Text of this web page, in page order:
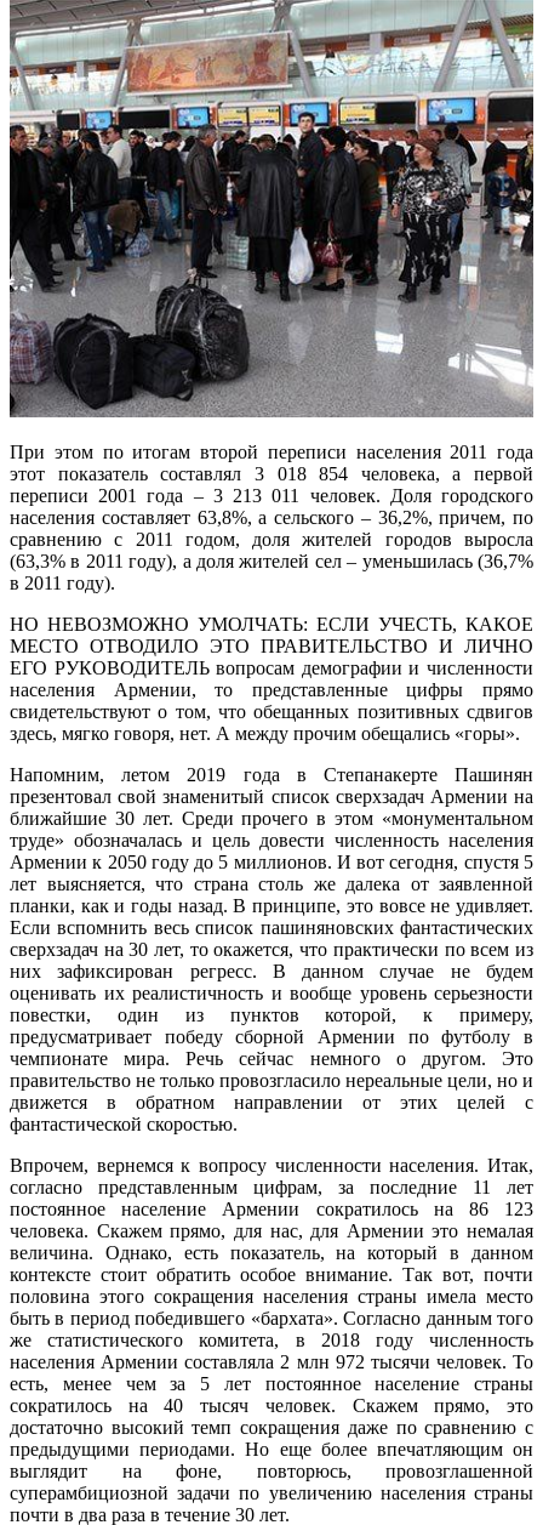
При этом по итогам второй переписи населения 2011 года
этот показатель составлял 3 018 854 человека, а первой
переписи 2001 года – 3 213 011 человек. Доля городского
населения составляет 63,8%, а сельского – 36,2%, причем, по
сравнению с 2011 годом, доля жителей городов выросла
(63,3% в 2011 году), а доля жителей сел – уменьшилась (36,7%
в 2011 году).
НО НЕВОЗМОЖНО УМОЛЧАТЬ: ЕСЛИ УЧЕСТЬ, КАКОЕ
МЕСТО ОТВОДИЛО ЭТО ПРАВИТЕЛЬСТВО И ЛИЧНО
ЕГО РУКОВОДИТЕЛЬ вопросам демографии и численности
населения Армении, то представленные цифры прямо
свидетельствуют о том, что обещанных позитивных сдвигов
здесь, мягко говоря, нет. А между прочим обещались «горы».
Напомним, летом 2019 года в Степанакерте Пашинян
презентовал свой знаменитый список сверхзадач Армении на
ближайшие 30 лет. Среди прочего в этом «монументальном
труде» обозначалась и цель довести численность населения
Армении к 2050 году до 5 миллионов. И вот сегодня, спустя 5
лет выясняется, что страна столь же далека от заявленной
планки, как и годы назад. В принципе, это вовсе не удивляет.
Если вспомнить весь список пашиняновских фантастических
сверхзадач на 30 лет, то окажется, что практически по всем из
них зафиксирован регресс. В данном случае не будем
оценивать их реалистичность и вообще уровень серьезности
повестки, один из пунктов которой, к примеру,
предусматривает победу сборной Армении по футболу в
чемпионате мира. Речь сейчас немного о другом. Это
правительство не только провозгласило нереальные цели, но и
движется в обратном направлении от этих целей с
фантастической скоростью.
Впрочем, вернемся к вопросу численности населения. Итак,
согласно представленным цифрам, за последние 11 лет
постоянное население Армении сократилось на 86 123
человека. Скажем прямо, для нас, для Армении это немалая
величина. Однако, есть показатель, на который в данном
контексте стоит обратить особое внимание. Так вот, почти
половина этого сокращения населения страны имела место
быть в период победившего «бархата». Согласно данным того
же статистического комитета, в 2018 году численность
населения Армении составляла 2 млн 972 тысячи человек. То
есть, менее чем за 5 лет постоянное население страны
сократилось на 40 тысяч человек. Скажем прямо, это
достаточно высокий темп сокращения даже по сравнению с
предыдущими периодами. Но еще более впечатляющим он
выглядит на фоне, повторюсь, провозглашенной
суперамбициозной задачи по увеличению населения страны
почти в два раза в течение 30 лет.